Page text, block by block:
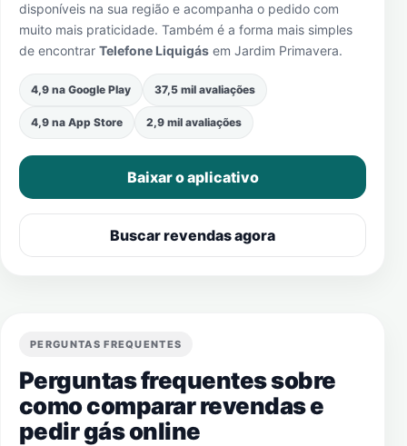
disponíveis na sua região e acompanha o pedido com
muito mais praticidade. Também é a forma mais simples
de encontrar Telefone Liquigás em Jardim Primavera.
4,9 na Google Play 37,5 mil avaliações
4,9 na App Store 2,9 mil avaliações
Baixar o aplicativo
Buscar revendas agora
PERGUNTAS FREQUENTES
Perguntas frequentes sobre
como comparar revendas e
pedir gás online